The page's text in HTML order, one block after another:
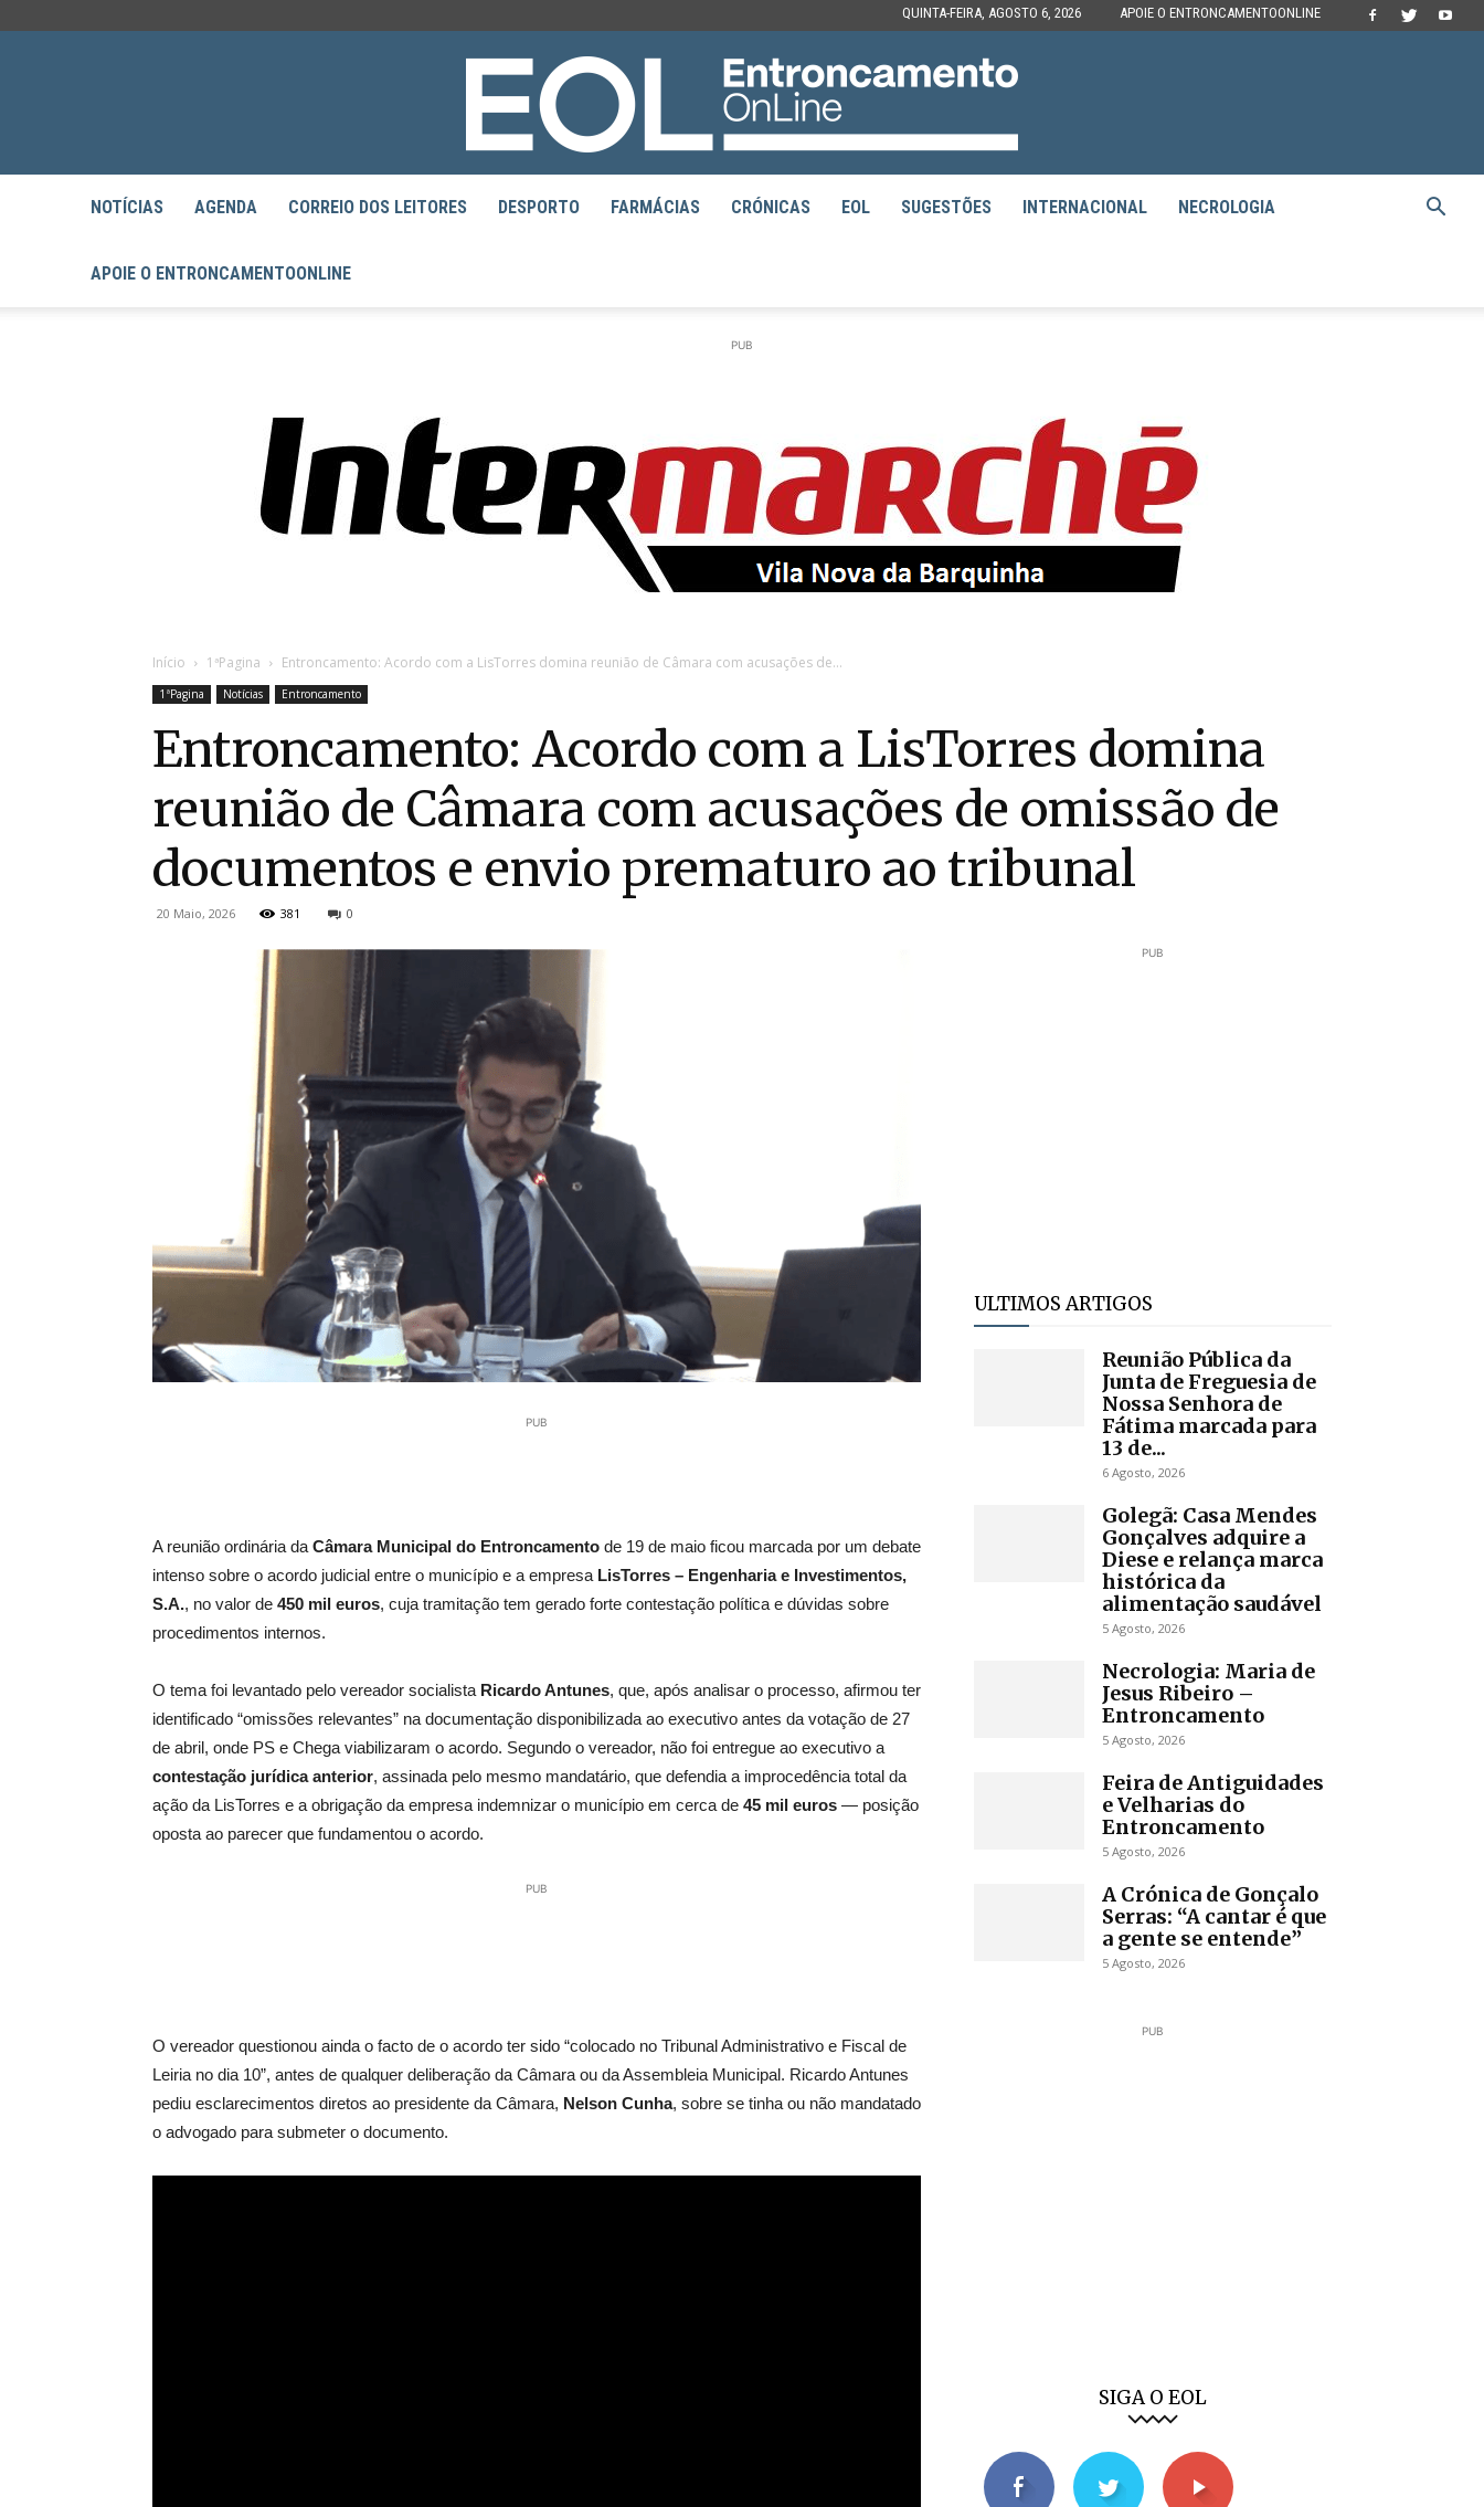
QUINTA-FEIRA, AGOSTO 6, 2026 APOIE O ENTRONCAMENTOONLINE
EntroncamentoOnline
NOTÍCIAS AGENDA CORREIO DOS LEITORES DESPORTO FARMÁCIAS CRÓNICAS EOL SUGESTÕES INTERNACIONAL NECROLOGIA
APOIE O ENTRONCAMENTOONLINE
PUB
Início 1ªPagina Entroncamento: Acordo com a LisTorres domina reunião de Câmara com acusações de...
1ªPagina Notícias Entroncamento
Entroncamento: Acordo com a LisTorres domina
reunião de Câmara com acusações de omissão de
documentos e envio prematuro ao tribunal
20 Maio, 2026 381 0
PUB
A reunião ordinária da Câmara Municipal do Entroncamento de 19 de maio ficou marcada por um debate
intenso sobre o acordo judicial entre o município e a empresa LisTorres – Engenharia e Investimentos,
S.A., no valor de 450 mil euros, cuja tramitação tem gerado forte contestação política e dúvidas sobre
procedimentos internos.
O tema foi levantado pelo vereador socialista Ricardo Antunes, que, após analisar o processo, afirmou ter
identificado “omissões relevantes” na documentação disponibilizada ao executivo antes da votação de 27
de abril, onde PS e Chega viabilizaram o acordo. Segundo o vereador, não foi entregue ao executivo a
contestação jurídica anterior, assinada pelo mesmo mandatário, que defendia a improcedência total da
ação da LisTorres e a obrigação da empresa indemnizar o município em cerca de 45 mil euros — posição
oposta ao parecer que fundamentou o acordo.
PUB
O vereador questionou ainda o facto de o acordo ter sido “colocado no Tribunal Administrativo e Fiscal de
Leiria no dia 10”, antes de qualquer deliberação da Câmara ou da Assembleia Municipal. Ricardo Antunes
pediu esclarecimentos diretos ao presidente da Câmara, Nelson Cunha, sobre se tinha ou não mandatado
o advogado para submeter o documento.
PUB
ULTIMOS ARTIGOS
Reunião Pública da
Junta de Freguesia de
Nossa Senhora de
Fátima marcada para
13 de...
6 Agosto, 2026
Golegã: Casa Mendes
Gonçalves adquire a
Diese e relança marca
histórica da
alimentação saudável
5 Agosto, 2026
Necrologia: Maria de
Jesus Ribeiro –
Entroncamento
5 Agosto, 2026
Feira de Antiguidades
e Velharias do
Entroncamento
5 Agosto, 2026
A Crónica de Gonçalo
Serras: “A cantar é que
a gente se entende”
5 Agosto, 2026
PUB
SIGA O EOL